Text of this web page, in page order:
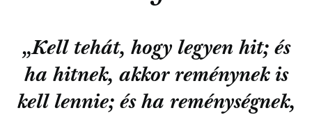
„Kell tehát, hogy legyen hit; és
ha hitnek, akkor reménynek is
kell lennie; és ha reménységnek,